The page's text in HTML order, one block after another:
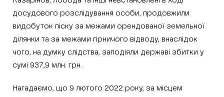
досудового розслідування особи, продовжили
видобуток піску за межами орендованої земельної
ділянки та за межами гірничого відводу, внаслідок
чого, на думку слідства, заподіяли державі збитки у
сумі 937,9 млн. грн.
Нагадаємо, що 9 лютого 2022 року, за місцем